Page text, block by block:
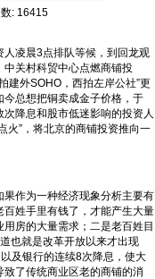
数: 16415
凌晨3点排队等候，到回龙观
关村科贸中心点燃商铺投
建外SOHO，西拍左岸公社”更
总想把铜卖成金子价格，于
降息和股市低迷影响的投资人
火”，将北京的商铺投资推向一
作为一种经济现象分析主要有
姓手里有钱了，才能产生大量
房的大量需求；二是老百姓目
也就是改革开放以来才出现
及银行的连续8次降息，使大
了传统商业区老的商铺的消